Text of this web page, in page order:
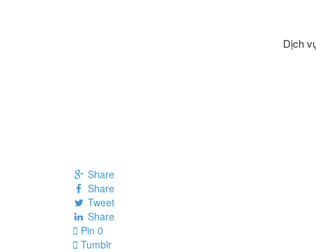
Dịch
Share
Share
Tweet
Share
Pin 0
Tumblr